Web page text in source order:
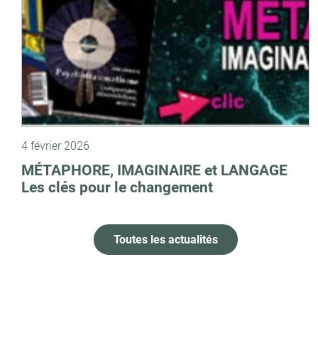
4 février 2026
MÉTAPHORE, IMAGINAIRE et LANGAGE
Les clés pour le changement
Toutes les actualités